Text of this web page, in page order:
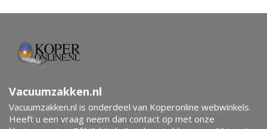
Vacuumzakken.nl
Vacuumzakken.nl is onderdeel van Koperonline webwinkels.
Heeft u een vraag neem dan contact op met onze